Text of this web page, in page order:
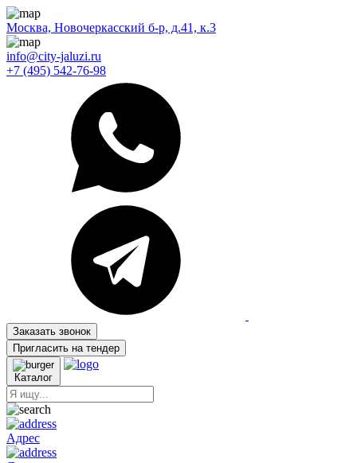
Москва, Новочеркасский б-р, д.41, к.3
info@city-jaluzi.ru
+7 (495) 542-76-98
Заказать звонок
Пригласить на тендер
Каталог
Адрес